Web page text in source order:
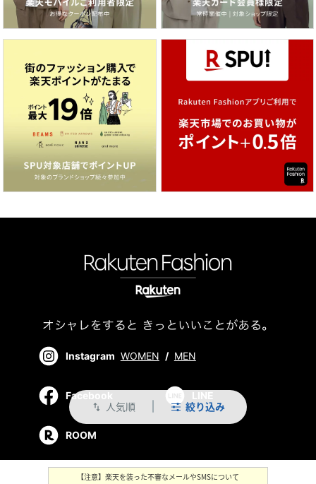
swap_vert 人気順 絞り込み
Instagram WOMEN / MEN
Facebook LINE
ROOM
【注意】楽天を装った不審なメールやSMSについて